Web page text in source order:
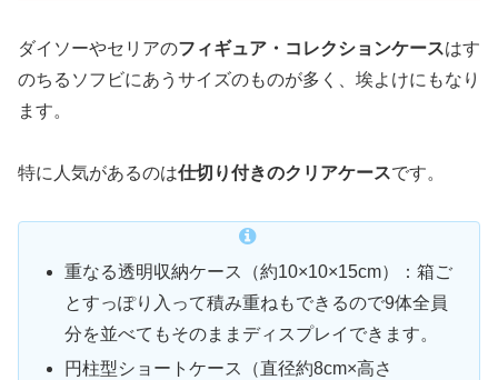
ダイソーやセリアのフィギュア・コレクションケースはす
のちるソフビにあうサイズのものが多く、埃よけにもなり
ます。
特に人気があるのは仕切り付きのクリアケースです。
重なる透明収納ケース（約10×10×15cm）：箱ご
とすっぽり入って積み重ねもできるので9体全員
分を並べてもそのままディスプレイできます。
円柱型ショートケース（直径約8cm×高さ